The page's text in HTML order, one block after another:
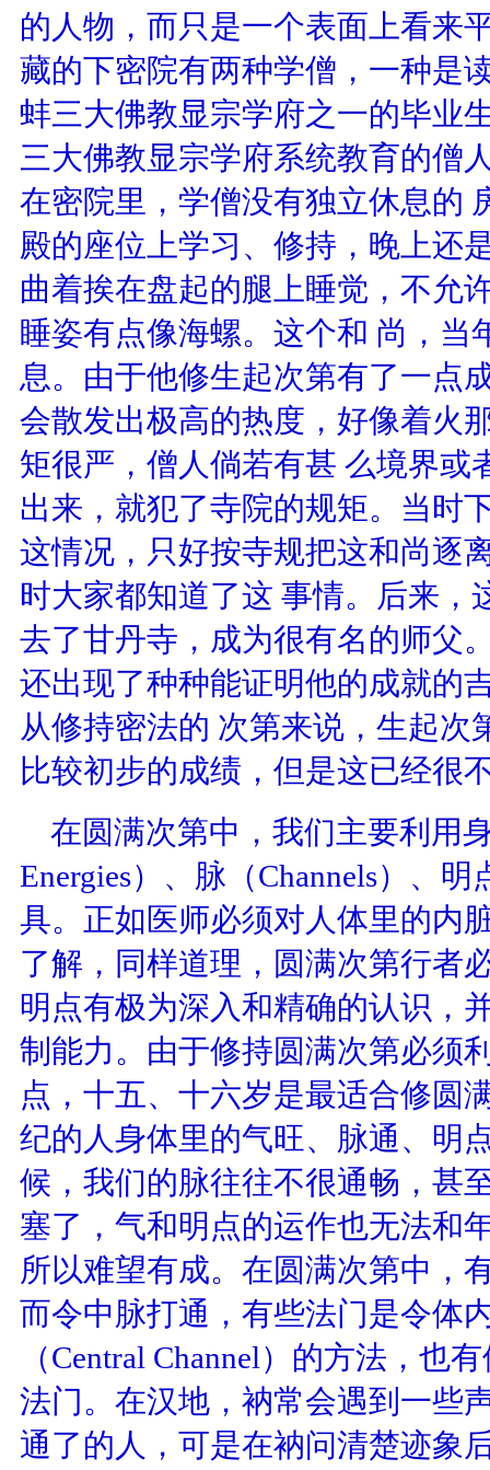
的人物，而只是一个表面上看来
藏的下密院有两种学僧，一种是
蚌三大佛教显宗学府之一的毕业
三大佛教显宗学府系统教育的僧
在密院里，学僧没有独立休息的
殿的座位上学习、修持，晚上还
曲着挨在盘起的腿上睡觉，不允
睡姿有点像海螺。这个和 尚，当
息。由于他修生起次第有了一点
会散发出极高的热度，好像着火
矩很严，僧人倘若有甚 么境界或
出来，就犯了寺院的规矩。当时
这情况，只好按寺规把这和尚逐
时大家都知道了这 事情。后来，
去了甘丹寺，成为很有名的师父
还出现了种种能证明他的成就的
从修持密法的 次第来说，生起次
比较初步的成绩，但是这已经很
在圆满次第中，我们主要利用
Energies）、脉（Channels）、明
具。正如医师必须对人体里的内
了解，同样道理，圆满次第行者
明点有极为深入和精确的认识，
制能力。由于修持圆满次第必须
点，十五、十六岁是最适合修圆
纪的人身体里的气旺、脉通、明
候，我们的脉往往不很通畅，甚
塞了，气和明点的运作也无法和
所以难望有成。在圆满次第中，
而令中脉打通，有些法门是令体
（Central Channel）的方法，也
法门。在汉地，衲常会遇到一些
通了的人，可是在衲问清楚迹象